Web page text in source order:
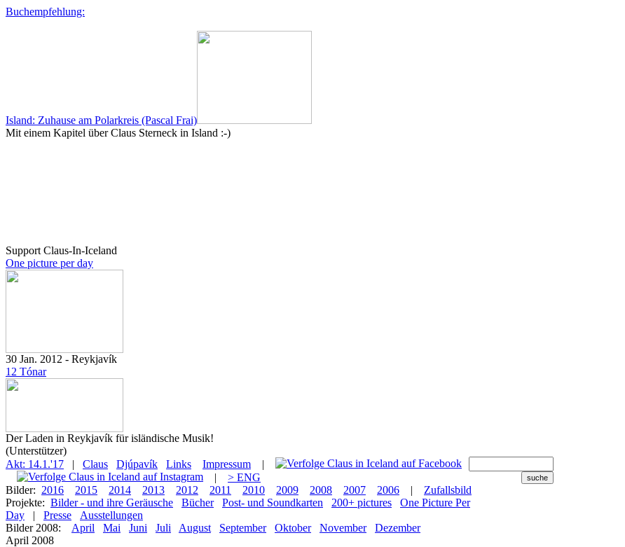
Buchempfehlung:
Island: Zuhause am Polarkreis (Pascal Frai)
Mit einem Kapitel über Claus Sterneck in Island :-)
Support Claus-In-Iceland
One picture per day
30 Jan. 2012 - Reykjavík
12 Tónar
Der Laden in Reykjavík für isländische Musik!
(Unterstützer)
Akt: 14.1.'17
| Claus Djúpavík Links Impressum
|
|
> ENG
Bilder: 2016 2015 2014 2013 2012 2011 2010 2009 2008 2007 2006 |
Zufallsbild
Projekte: Bilder - und ihre Geräusche Bücher Post- und Soundkarten 200+ pictures
One Picture Per
Day
| Presse
Ausstellungen
Bilder 2008:
April Mai Juni Juli August September Oktober November
Dezember
April 2008